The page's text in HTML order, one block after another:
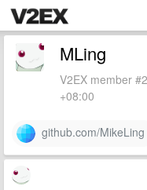
MLing
V2EX member
+08:00
github.com/MikeLing